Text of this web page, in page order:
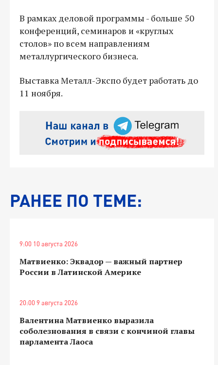
В рамках деловой программы - больше 50
конференций, семинаров и «круглых
столов» по всем направлениям
металлургического бизнеса.
Выставка Металл-Экспо будет работать до
11 ноября.
РАНЕЕ ПО ТЕМЕ:
9:00 10 августа 2026
Матвиенко: Эквадор — важный партнер
России в Латинской Америке
20:00 9 августа 2026
Валентина Матвиенко выразила
соболезнования в связи с кончиной главы
парламента Лаоса